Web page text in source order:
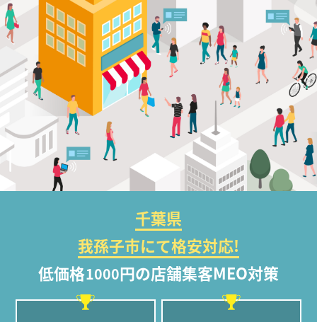
千葉県
我孫子市にて格安対応!
低価格1000円の店舗集客MEO対策